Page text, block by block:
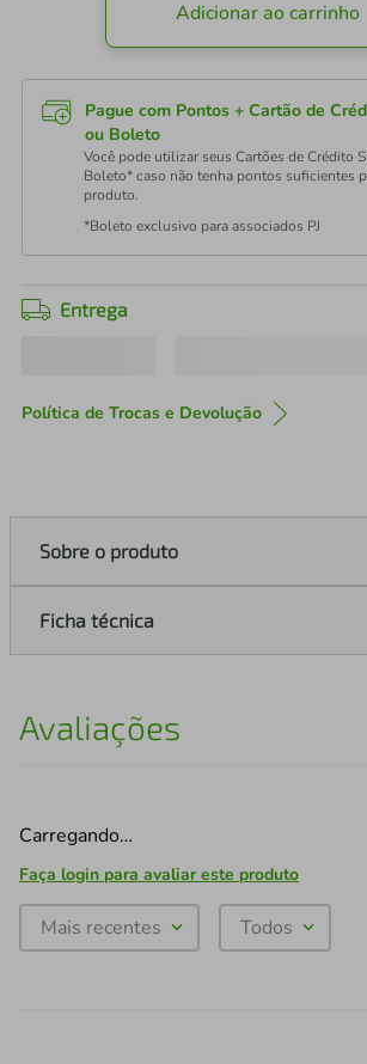
Adicionar ao carrinho
Pague com Pontos + Cartão de
ou Boleto
Você pode utilizar seus Cartões de Crédito
Boleto* caso não tenha pontos suficientes
produto.
*Boleto exclusivo para associados PJ
Entrega
Política de Trocas e Devolução
Sobre o produto
Ficha técnica
Avaliações
Carregando…
Faça login para avaliar este produto
Mais recentes Todos